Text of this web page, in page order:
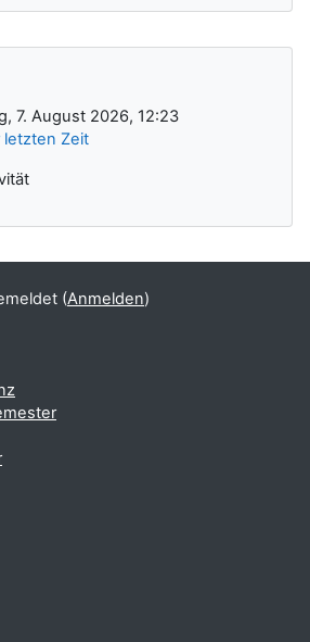
7. August 2026, 12:23
letzten Zeit
(Anmelden)